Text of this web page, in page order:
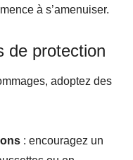
à s’amenuiser.
de protection
adoptez des
: encouragez un